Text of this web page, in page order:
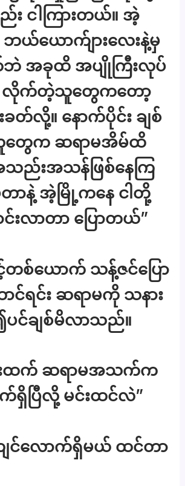
ငါကြားတယ်။ အဲ့
ဘယ်ယောက်ျားလေးနဲ့မှ
အခုထိ အပျိုကြီးလုပ်
လိုက်တဲ့သူတွေကတော့
တ်လို့။ နောက်ပိုင်း ချစ်
တွေက ဆရာမအိမ်ထိ
ည်းအသန်ဖြစ်နေကြ
ာနဲ့ အဲ့မြို့ကနေ ငါတို့
င်းလာတာ ပြောတယ်”
တစ်ယောက် သန့်ဇင်ပြော
ာင်ရင်း ဆရာမကို သနား
င်ချစ်မိလာသည်။
းထက် ဆရာမအသက်က
ပြီလို့ မင်းထင်လဲ”
ျင်လောက်ရှိမယ် ထင်တာ